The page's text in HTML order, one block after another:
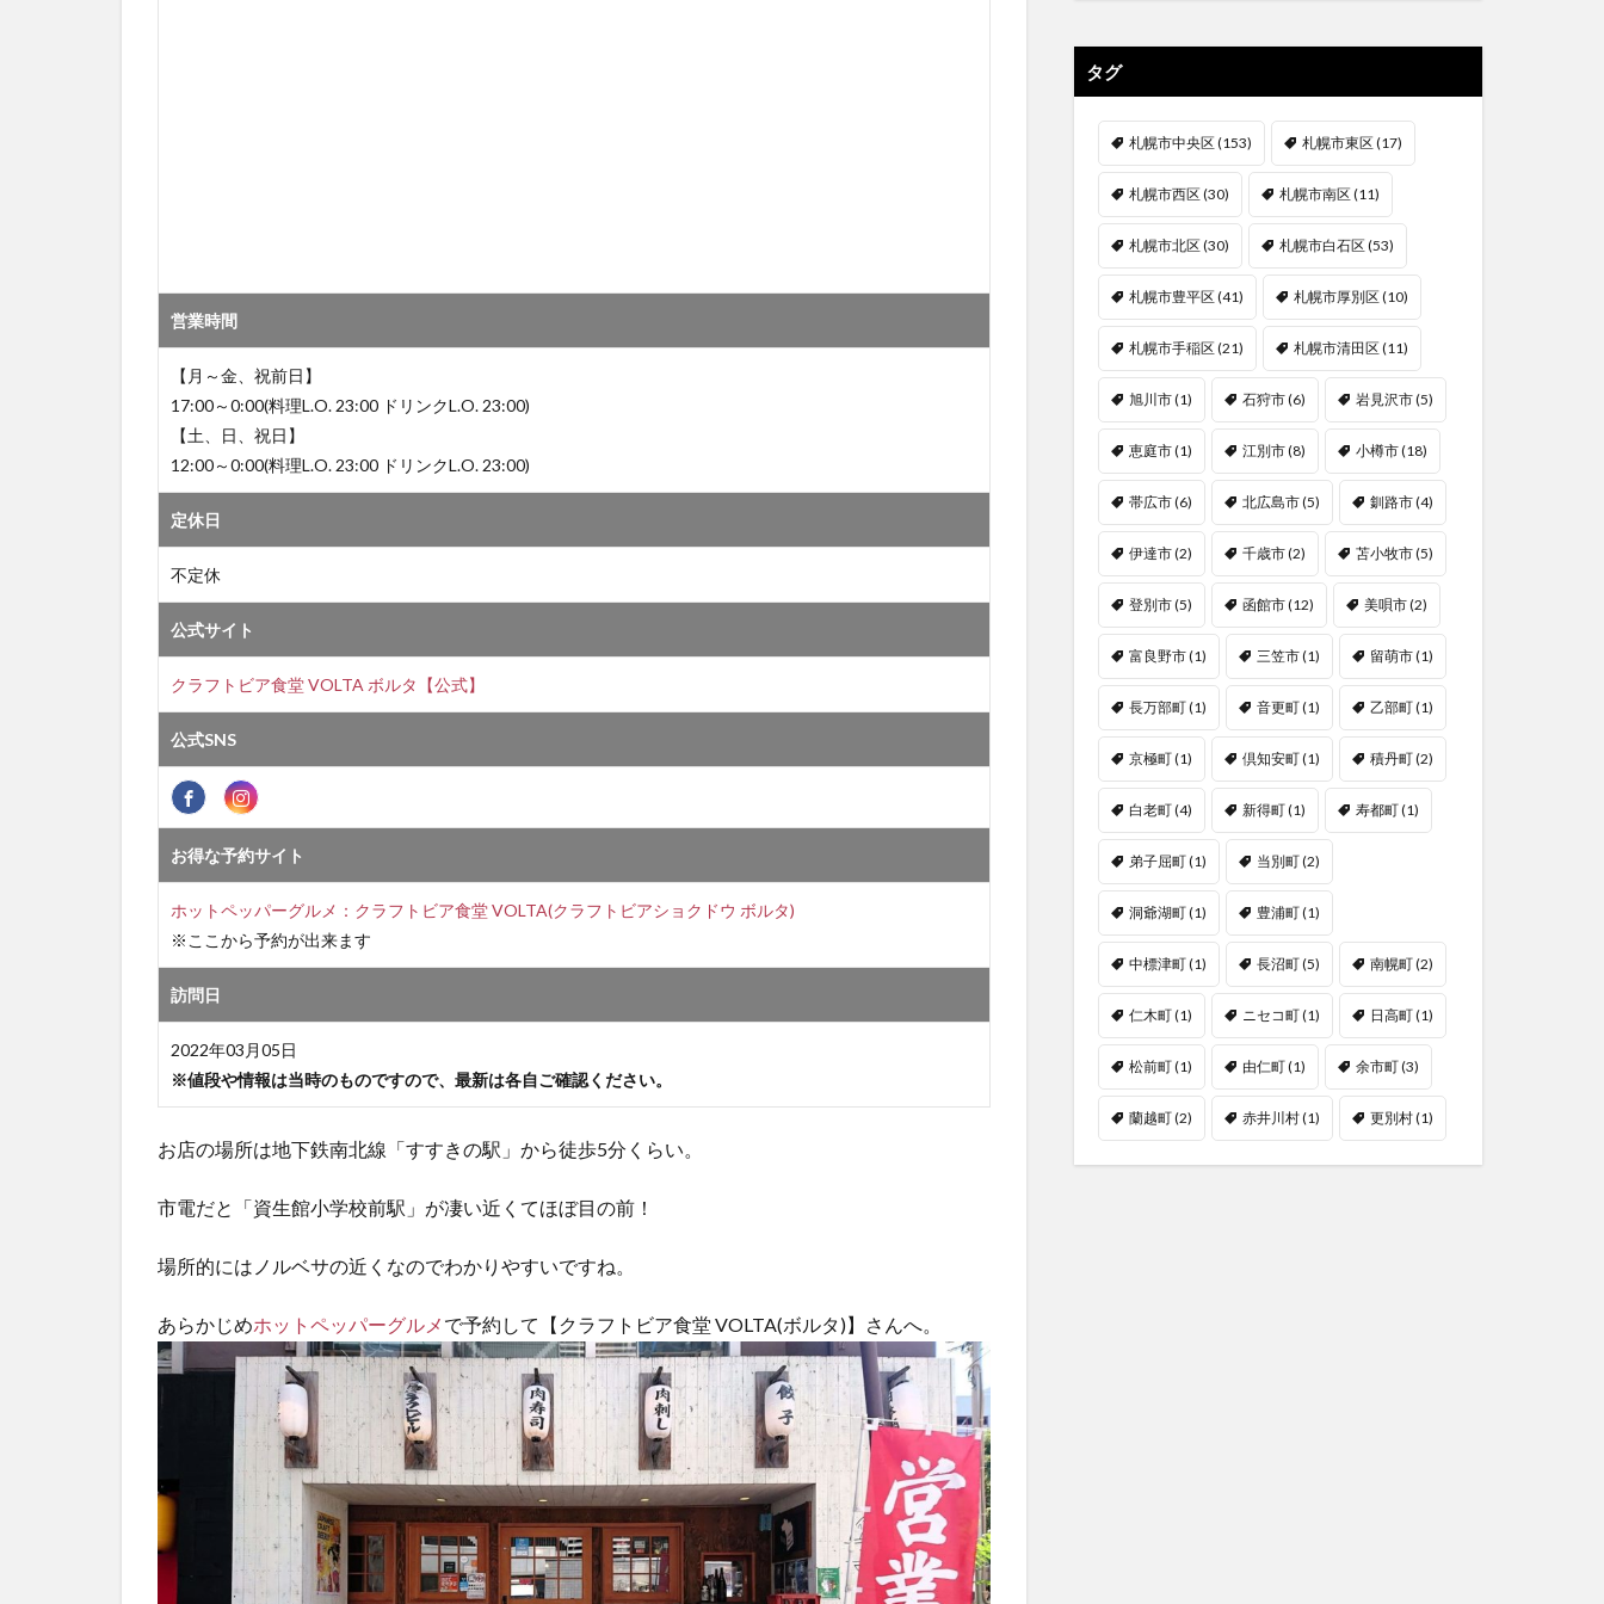
営業時間
【月～金、祝前日】
17:00～0:00(料理L.O. 23:00 ドリンクL.O. 23:00)
【土、日、祝日】
12:00～0:00(料理L.O. 23:00 ドリンクL.O. 23:00)
定休日
不定休
公式サイト
クラフトビア食堂 VOLTA ボルタ【公式】
公式SNS
お得な予約サイト
ホットペッパーグルメ：クラフトビア食堂 VOLTA(クラフトビアショクドウ ボルタ)
※ここから予約が出来ます
訪問日
2022年03月05日
※値段や情報は当時のものですので、最新は各自ご確認ください。
お店の場所は地下鉄南北線「すすきの駅」から徒歩5分くらい。
市電だと「資生館小学校前駅」が凄い近くてほぼ目の前！
場所的にはノルベサの近くなのでわかりやすいですね。
あらかじめホットペッパーグルメ で予約して【クラフトビア食堂 VOLTA(ボルタ)】さんへ。
タグ
札幌市中央区(153) 札幌市東区(17)
札幌市西区(30) 札幌市南区(11)
札幌市北区(30) 札幌市白石区(53)
札幌市豊平区(41) 札幌市厚別区(10)
札幌市手稲区(21) 札幌市清田区(11)
旭川市(1) 石狩市(6) 岩見沢市(5)
恵庭市(1) 江別市(8) 小樽市(18)
帯広市(6) 北広島市(5) 釧路市(4)
伊達市(2) 千歳市(2) 苫小牧市(5)
登別市(5) 函館市(12) 美唄市(2)
富良野市(1) 三笠市(1) 留萌市(1)
長万部町(1) 音更町(1) 乙部町(1)
京極町(1) 倶知安町(1) 積丹町(2)
白老町(4) 新得町(1) 寿都町(1)
弟子屈町(1) 当別町(2)
洞爺湖町(1) 豊浦町(1)
中標津町(1) 長沼町(5) 南幌町(2)
仁木町(1) ニセコ町(1) 日高町(1)
松前町(1) 由仁町(1) 余市町(3)
蘭越町(2) 赤井川村(1) 更別村(1)